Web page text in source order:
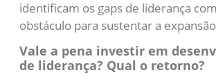
identificam os gaps de liderança
obstáculo para sustentar a
Vale a pena investir em
de liderança? Qual o retorno?